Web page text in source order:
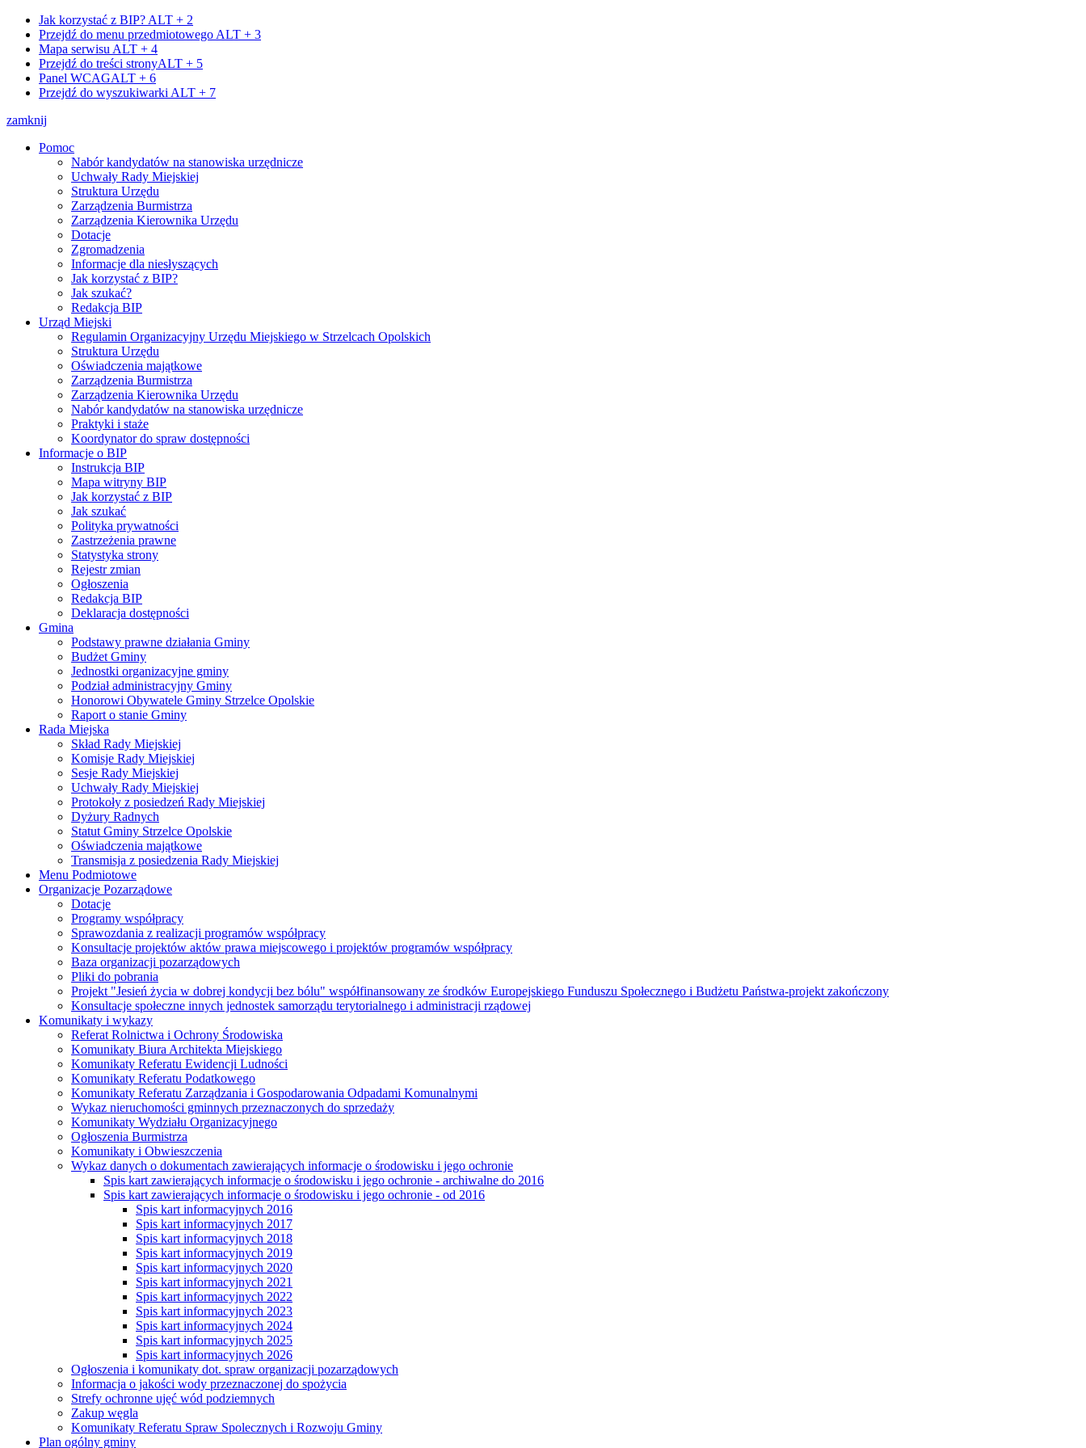
Jak korzystać z BIP? ALT + 2
Przejdź do menu przedmiotowego ALT + 3
Mapa serwisu ALT + 4
Przejdź do treści stronyALT + 5
Panel WCAGALT + 6
Przejdź do wyszukiwarki ALT + 7
zamknij
Pomoc
Nabór kandydatów na stanowiska urzędnicze
Uchwały Rady Miejskiej
Struktura Urzędu
Zarządzenia Burmistrza
Zarządzenia Kierownika Urzędu
Dotacje
Zgromadzenia
Informacje dla niesłyszących
Jak korzystać z BIP?
Jak szukać?
Redakcja BIP
Urząd Miejski
Regulamin Organizacyjny Urzędu Miejskiego w Strzelcach Opolskich
Struktura Urzędu
Oświadczenia majątkowe
Zarządzenia Burmistrza
Zarządzenia Kierownika Urzędu
Nabór kandydatów na stanowiska urzędnicze
Praktyki i staże
Koordynator do spraw dostępności
Informacje o BIP
Instrukcja BIP
Mapa witryny BIP
Jak korzystać z BIP
Jak szukać
Polityka prywatności
Zastrzeżenia prawne
Statystyka strony
Rejestr zmian
Ogłoszenia
Redakcja BIP
Deklaracja dostępności
Gmina
Podstawy prawne działania Gminy
Budżet Gminy
Jednostki organizacyjne gminy
Podział administracyjny Gminy
Honorowi Obywatele Gminy Strzelce Opolskie
Raport o stanie Gminy
Rada Miejska
Skład Rady Miejskiej
Komisje Rady Miejskiej
Sesje Rady Miejskiej
Uchwały Rady Miejskiej
Protokoły z posiedzeń Rady Miejskiej
Dyżury Radnych
Statut Gminy Strzelce Opolskie
Oświadczenia majątkowe
Transmisja z posiedzenia Rady Miejskiej
Menu Podmiotowe
Organizacje Pozarządowe
Dotacje
Programy współpracy
Sprawozdania z realizacji programów współpracy
Konsultacje projektów aktów prawa miejscowego i projektów programów współpracy
Baza organizacji pozarządowych
Pliki do pobrania
Projekt "Jesień życia w dobrej kondycji bez bólu" współfinansowany ze środków Europejskiego Funduszu Społecznego i Budżetu Państwa-projekt zakończony
Konsultacje społeczne innych jednostek samorządu terytorialnego i administracji rządowej
Komunikaty i wykazy
Referat Rolnictwa i Ochrony Środowiska
Komunikaty Biura Architekta Miejskiego
Komunikaty Referatu Ewidencji Ludności
Komunikaty Referatu Podatkowego
Komunikaty Referatu Zarządzania i Gospodarowania Odpadami Komunalnymi
Wykaz nieruchomości gminnych przeznaczonych do sprzedaży
Komunikaty Wydziału Organizacyjnego
Ogłoszenia Burmistrza
Komunikaty i Obwieszczenia
Wykaz danych o dokumentach zawierających informacje o środowisku i jego ochronie
Spis kart zawierających informacje o środowisku i jego ochronie - archiwalne do 2016
Spis kart zawierających informacje o środowisku i jego ochronie - od 2016
Spis kart informacyjnych 2016
Spis kart informacyjnych 2017
Spis kart informacyjnych 2018
Spis kart informacyjnych 2019
Spis kart informacyjnych 2020
Spis kart informacyjnych 2021
Spis kart informacyjnych 2022
Spis kart informacyjnych 2023
Spis kart informacyjnych 2024
Spis kart informacyjnych 2025
Spis kart informacyjnych 2026
Ogłoszenia i komunikaty dot. spraw organizacji pozarządowych
Informacja o jakości wody przeznaczonej do spożycia
Strefy ochronne ujęć wód podziemnych
Zakup węgla
Komunikaty Referatu Spraw Spolecznych i Rozwoju Gminy
Plan ogólny gminy